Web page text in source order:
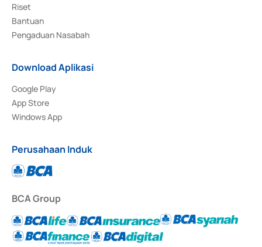
Riset
Bantuan
Pengaduan Nasabah
Download Aplikasi
Google Play
App Store
Windows App
Perusahaan Induk
BCA Group